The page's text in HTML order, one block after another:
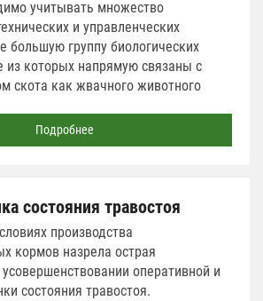
учитывать множество
и управленческих
большую группу биологических
из которых напрямую связаны с
скота как жвачного животного
Подробнее
состояния травостоя
производства
кормов назрела острая
оперативной и
состояния травостоя.